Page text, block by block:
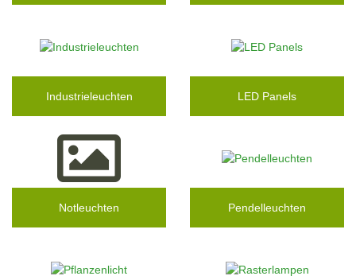
Industrieleuchten LED Panels
Notleuchten Pendelleuchten